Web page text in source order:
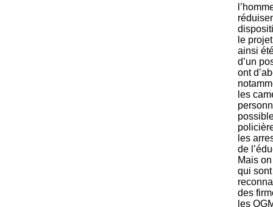
le
ainsi
d’un
ont
les
les
de
Mais
qui
des
les